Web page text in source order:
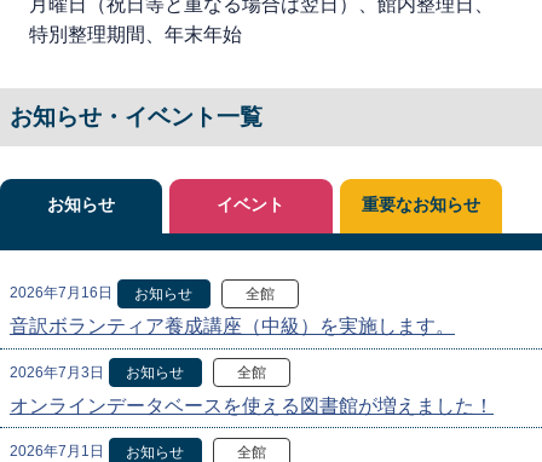
特別整理期間、年末年始
お知らせ・イベント一覧
お知らせ
2026年7月16日 お知らせ 全館
音訳ボランティア養成講座（中級）を実施します。
2026年7月3日 お知らせ 全館
オンラインデータベースを使える図書館が増えました！
2026年7月1日 お知らせ 全館
イベント 重要なお知らせ